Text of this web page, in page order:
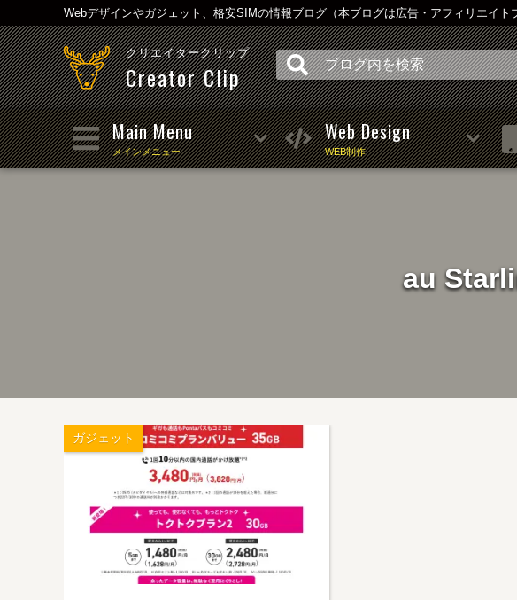
Webデザインやガジェット、格安SIMの情報ブログ（本ブログは広告・アフィリエイト
クリエイタークリップ
Creator Clip
Main Menu
メインメニュー
Web Design
WEB制作
au
ガジェット